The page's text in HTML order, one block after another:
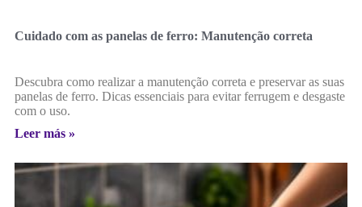
Cuidado com as panelas de ferro: Manutenção correta
Descubra como realizar a manutenção correta e preservar as suas
panelas de ferro. Dicas essenciais para evitar ferrugem e desgaste
com o uso.
Leer más »